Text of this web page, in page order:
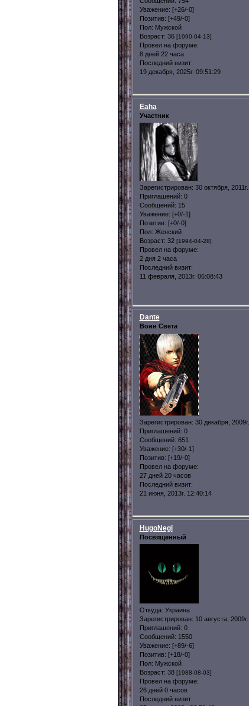
Уважение: [+26/-0]
Позитив: [+49/-0]
Пол: Мужской
Возраст: 36 [1990-04-13]
Провел на форуме:
8 дней 22 часа
Последний визит:
19 декабря, 2025г. 09:51:29
Eaha
Участник
Зарегистрирован: 30 октября, 2011г.
Приглашений: 0
Сообщений: 15
Уважение: [+0/-1]
Позитив: [+0/-0]
Пол: Женский
Возраст: 32 [1994-04-28]
Провел на форуме:
2 дня 2 часа
Последний визит:
11 февраля, 2013г. 06:08:43
Dante
Воин Света
Зарегистрирован: 30 декабря, 2009г.
Приглашений: 0
Сообщений: 651
Уважение: [+30/-1]
Позитив: [+19/-0]
Провел на форуме:
27 дней 20 часов
Последний визит:
21 июня, 2013г. 12:40:14
HugoNegi
Посвященный
Откуда: Украина
Зарегистрирован: 10 августа, 2009г.
Приглашений: 0
Сообщений: 1550
Уважение: [+89/-6]
Позитив: [+18/-0]
Пол: Мужской
Возраст: 38 [1988-08-03]
Провел на форуме:
26 дней 0 часов
Последний визит: